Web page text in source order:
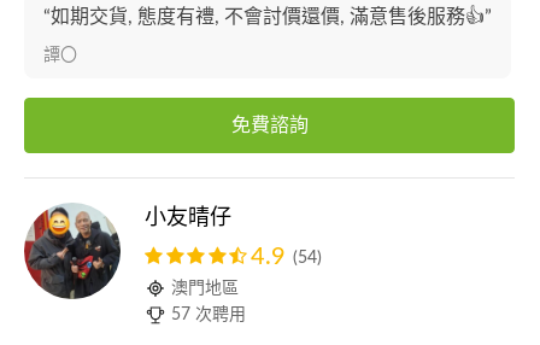
“如期交貨, 態度有禮, 不會討價還價, 滿意售後服務👍”
譚〇
免費諮詢
小友晴仔
4.9 (54)
澳門地區
57 次聘用